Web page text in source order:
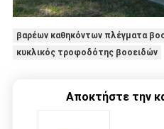
βαρέων καθηκόντων πλέγματα
κυκλικός τροφοδότης βοοειδών
Αποκτήστε την